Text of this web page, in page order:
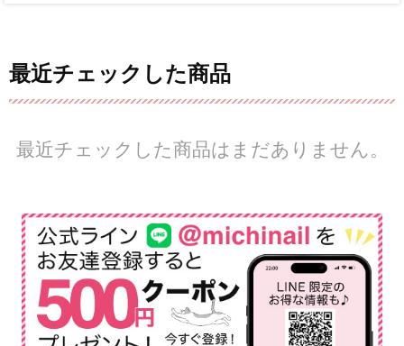
最近チェックした商品
最近チェックした商品はまだありません。